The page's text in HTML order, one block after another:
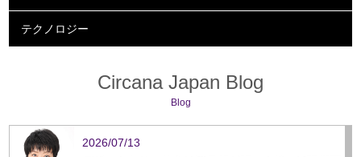
テクノロジー
Circana Japan Blog
Blog
2026/07/13